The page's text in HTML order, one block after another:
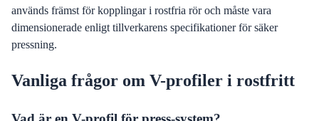
används främst för kopplingar i rostfria rör och måste vara
dimensionerade enligt tillverkarens specifikationer för säker
pressning.
Vanliga frågor om V-profiler i rostfritt